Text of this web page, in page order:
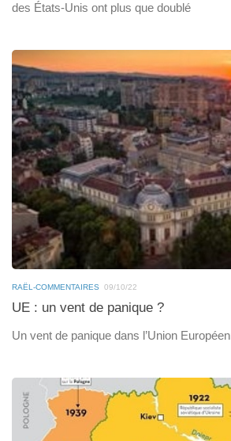
des États-Unis ont plus que doublé
RAËL-COMMENTAIRES 09/10/22
UE : un vent de panique ?
Un vent de panique dans l’Union